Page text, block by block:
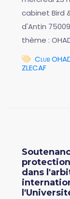
cabinet Bird
d'Antin
thème :
Club
ZLECAF
dans